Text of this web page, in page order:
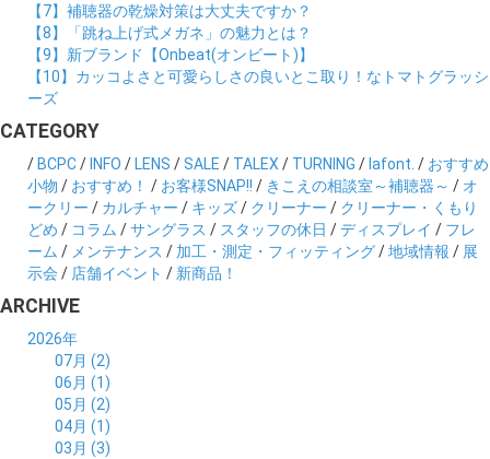
【7】補聴器の乾燥対策は大丈夫ですか？
【8】「跳ね上げ式メガネ」の魅力とは？
【9】新ブランド【Onbeat(オンビート)】
【10】カッコよさと可愛らしさの良いとこ取り！なトマトグラッシ
ーズ
CATEGORY
/ BCPC/ INFO / LENS /SALE / TALEX / TURNING / lafont. / おすすめ
小物 / おすすめ！ / お客様SNAP!! / きこえの相談室～補聴器～ / オ
ークリー / カルチャー / キッズ/ クリーナー / クリーナー・くもり
どめ / コラム /サングラス / スタッフの休日 /ディスプレイ / フレ
ーム / メンテナンス / 加工・測定・フィッティング/地域情報 / 展
示会 / 店舗イベント / 新商品！
ARCHIVE
2026年
07月 (2)
06月 (1)
05月 (2)
04月 (1)
03月 (3)